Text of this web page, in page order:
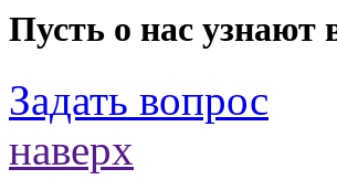
Пусть о нас узнают
Задать вопрос
наверх